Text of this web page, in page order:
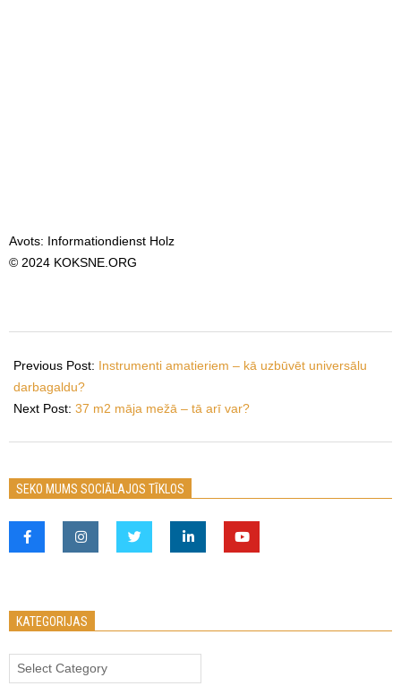
Avots: Informationdienst Holz
© 2024 KOKSNE.ORG
01-
19
Previous Post: Instrumenti amatieriem – kā uzbūvēt universālu
darbagaldu?
Next Post: 37 m2 māja mežā – tā arī var?
SEKO MUMS SOCIĀLAJOS TĪKLOS
KATEGORIJAS
Kategorijas